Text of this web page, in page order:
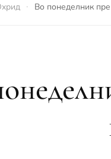
Во понеделник